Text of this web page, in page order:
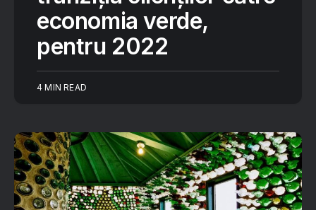
economia verde,
pentru 2022
4 MIN READ